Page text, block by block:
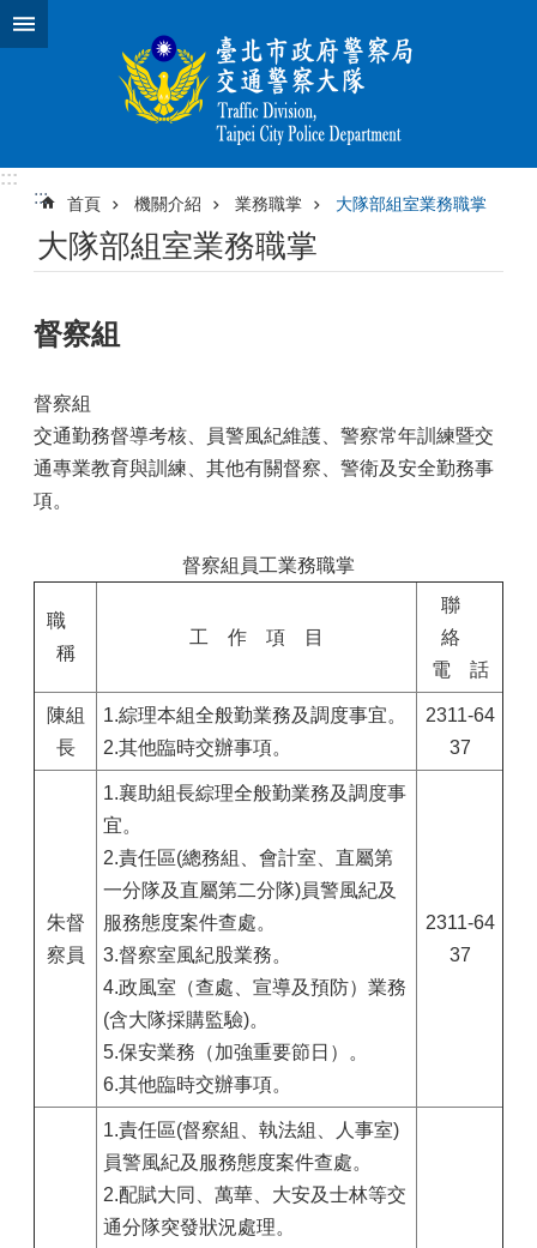
跳到主要內容區塊
:::
:::
首頁 機關介紹 業務職掌 大隊部組室業務職掌
大隊部組室業務職掌
督察組
督察組
交通勤務督導考核、員警風紀維護、警察常年訓練暨交
通專業教育與訓練、其他有關督察、警衛及安全勤務事
項。
督察組員工業務職掌
職
稱
工 作 項 目
聯
絡
電 話
陳組
長
1.綜理本組全般勤業務及調度事宜。
2.其他臨時交辦事項。
2311-64
37
朱督
察員
1.襄助組長綜理全般勤業務及調度事
宜。
2.責任區(總務組、會計室、直屬第
一分隊及直屬第二分隊)員警風紀及
服務態度案件查處。
3.督察室風紀股業務。
4.政風室（查處、宣導及預防）業務
(含大隊採購監驗)。
5.保安業務（加強重要節日）。
6.其他臨時交辦事項。
2311-64
37
1.責任區(督察組、執法組、人事室)
員警風紀及服務態度案件查處。
2.配賦大同、萬華、大安及士林等交
通分隊突發狀況處理。